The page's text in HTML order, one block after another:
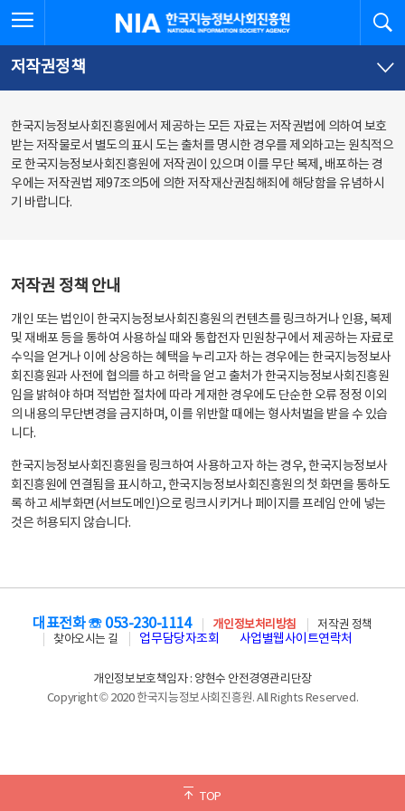
문
로
가
체
뉴
바
가
한국지능정보사회진흥원
저작권정책
한국지능정보사회진흥원에서 제공하는 모든 자료는 저작권법에 의하여 보호
받는 저작물로서 별도의 표시 도는 출처를 명시한 경우를 제외하고는 원칙적으
로 한국지능정보사회진흥원에 저작권이 있으며 이를 무단 복제, 배포하는 경
우에는 저작권법 제97조의5에 의한 저작재산권침해죄에 해당함을 유념하시
기 바랍니다.
저작권 정책 안내
개인 또는 법인이 한국지능정보사회진흥원의 컨텐츠를 링크하거나 인용, 복제
및 재배포 등을 통하여 사용하실 때와 통합전자 민원창구에서 제공하는 자료로
수익을 얻거나 이에 상응하는 혜택을 누리고자 하는 경우에는 한국지능정보사
회진흥원과 사전에 협의를 하고 허락을 얻고 출처가 한국지능정보사회진흥원
임을 밝혀야 하며 적법한 절차에 따라 게재한 경우에도 단순한 오류 정정 이외
의 내용의 무단변경을 금지하며, 이를 위반할 때에는 형사처벌을 받을 수 있습
니다.
한국지능정보사회진흥원을 링크하여 사용하고자 하는 경우, 한국지능정보사
회진흥원에 연결됨을 표시하고, 한국지능정보사회진흥원의 첫 화면을 통하도
록 하고 세부화면(서브도메인)으로 링크시키거나 페이지를 프레임 안에 넣는
것은 허용되지 않습니다.
TOP
대표전화 ☏ 053-230-1114 개인정보처리방침
저작권 정책
찾아오시는 길
업무담당자조회 사업별웹사이트연락처
개인정보보호책임자 : 양현수 안전경영관리단장
Copyright © 2020 한국지능정보사회진흥원. All Rights Reserved.